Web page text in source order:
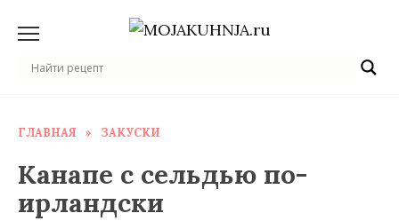
содержанию
ГЛАВНАЯ » ЗАКУСКИ
Канапе с сельдью по-
ирландски